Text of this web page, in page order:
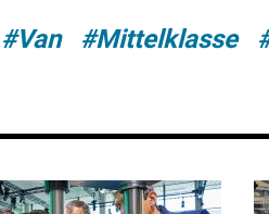
#Van #Mittelklasse